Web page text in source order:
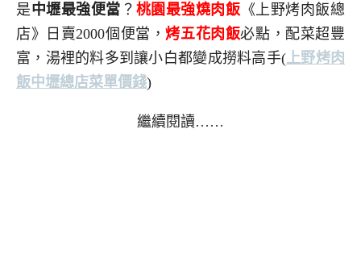
是中壢最強便當 ？ 桃園最強燒肉飯 《上野烤肉飯總
店》日賣2000個便當，烤五花肉飯必點，配菜超豐
富，湯裡的料多到讓小白都變成撈料高手(上野烤肉
飯中壢總店菜單價錢)
繼續閱讀……